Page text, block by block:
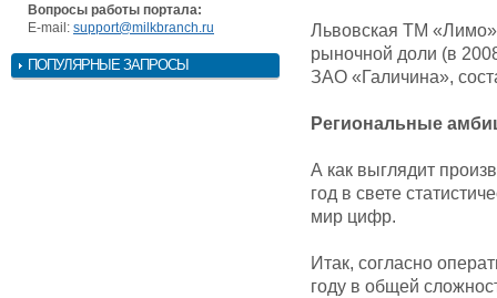
Вопросы работы портала:
E-mail: support@milkbranch.ru
ПОПУЛЯРНЫЕ ЗАПРОСЫ
Львовская ТМ «Лимо»
рыночной доли (в
ЗАО «Галичина»,
Региональные
А как выглядит
год в свете
мир цифр.
Итак, согласно
году в общей